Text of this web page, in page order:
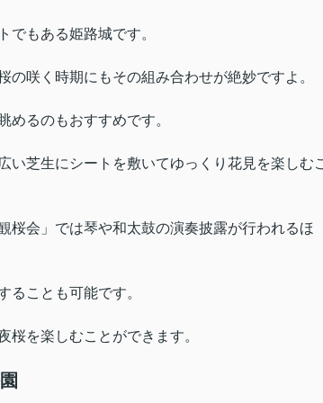
でもある姫路城です。
咲く時期にもその組み合わせが絶妙ですよ。
めるのもおすすめです。
い芝生にシートを敷いてゆっくり花見を楽しむ
桜会」では琴や和太鼓の演奏披露が行われるほ
ることも可能です。
を楽しむことができます。